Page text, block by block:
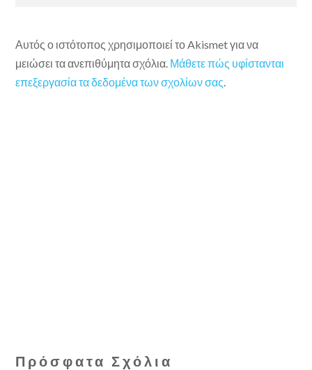
Αυτός ο ιστότοπος χρησιμοποιεί το Akismet για να
μειώσει τα ανεπιθύμητα σχόλια. Μάθετε πώς υφίστανται
επεξεργασία τα δεδομένα των σχολίων σας.
Πρόσφατα Σχόλια